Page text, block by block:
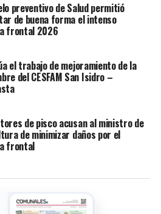
preventivo de Salud permitió
de buena forma el intenso
frontal 2026
el trabajo de mejoramiento de la
del CESFAM San Isidro –
de pisco acusan al ministro de
de minimizar daños por el
frontal